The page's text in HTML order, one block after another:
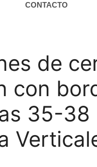
CONTACTO
de
con
35-38